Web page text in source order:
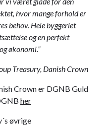
hvor mange forhold er
behov. Hele byggeriet
og en perfekt
økonomi.”
Treasury, Danish Crown
Crown er DGNB Guld
her
øvrige